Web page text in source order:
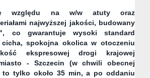
względu na w/w atuty oraz
najwyższej jakości, budowany
co gwarantuje wysoki standard
cicha, spokojna okolica w otoczeniu
ekspresowej drogi krajowej
- Szczecin (w chwili obecnej
tylko około 35 min, a po oddaniu